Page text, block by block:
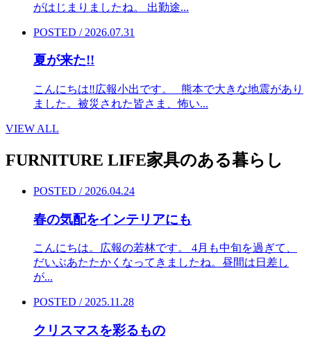
がはじまりましたね。 出勤途...
POSTED / 2026.07.31
夏が来た!!
こんにちは‼︎広報小出です。 熊本で大きな地震があり
ました。被災された皆さま、怖い...
VIEW ALL
FURNITURE LIFE家具のある暮らし
POSTED / 2026.04.24
春の気配をインテリアにも
こんにちは。広報の若林です。 4月も中旬を過ぎて、
だいぶあたたかくなってきましたね。昼間は日差し
が...
POSTED / 2025.11.28
クリスマスを彩るもの